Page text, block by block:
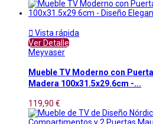
 Vista rápida
Ver Detalle
Meyvaser
Mueble TV Moderno con
Madera 100x31.5x29.6cm -...
119,90 €